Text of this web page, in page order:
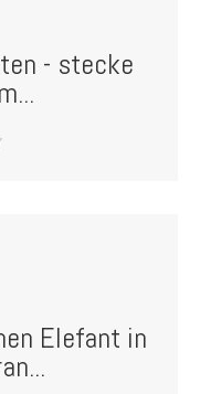
- stecke
Elefant in